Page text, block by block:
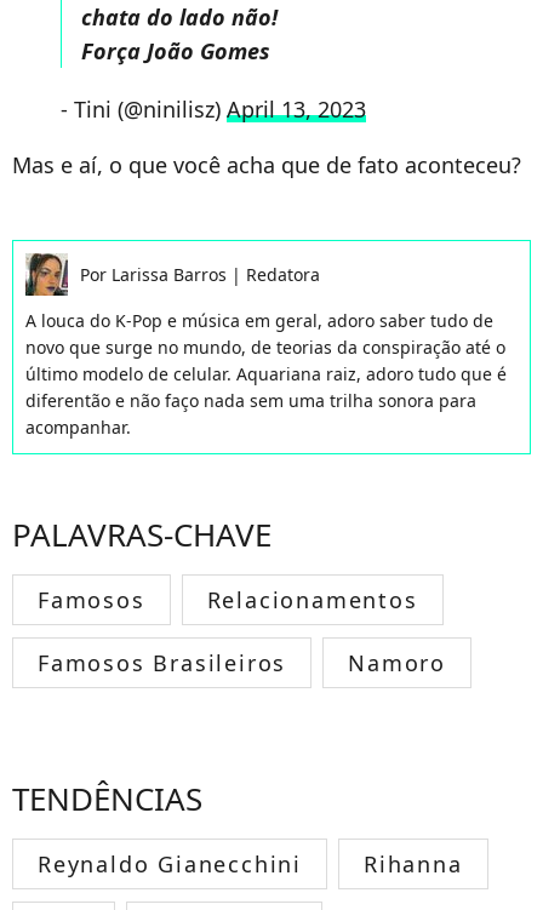
chata do lado não!
Força João Gomes
- Tini (@ninilisz) April 13, 2023
Mas e aí, o que você acha que de fato aconteceu?
Por Larissa Barros | Redatora
A louca do K-Pop e música em geral, adoro saber tudo de
novo que surge no mundo, de teorias da conspiração até o
último modelo de celular. Aquariana raiz, adoro tudo que é
diferentão e não faço nada sem uma trilha sonora para
acompanhar.
PALAVRAS-CHAVE
Famosos Relacionamentos
Famosos Brasileiros Namoro
TENDÊNCIAS
Reynaldo Gianecchini Rihanna